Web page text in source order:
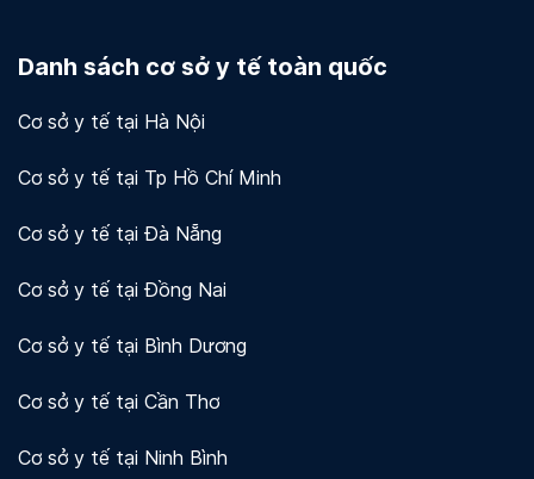
dụng mã hóa và các biện pháp bảo mật khác để
Danh sách cơ sở y tế toàn quốc
Cơ sở y tế tại Hà Nội
Cơ sở y tế tại Tp Hồ Chí Minh
Cơ sở y tế tại Đà Nẵng
Cơ sở y tế tại Đồng Nai
Cơ sở y tế tại Bình Dương
Cơ sở y tế tại Cần Thơ
Cơ sở y tế tại Ninh Bình